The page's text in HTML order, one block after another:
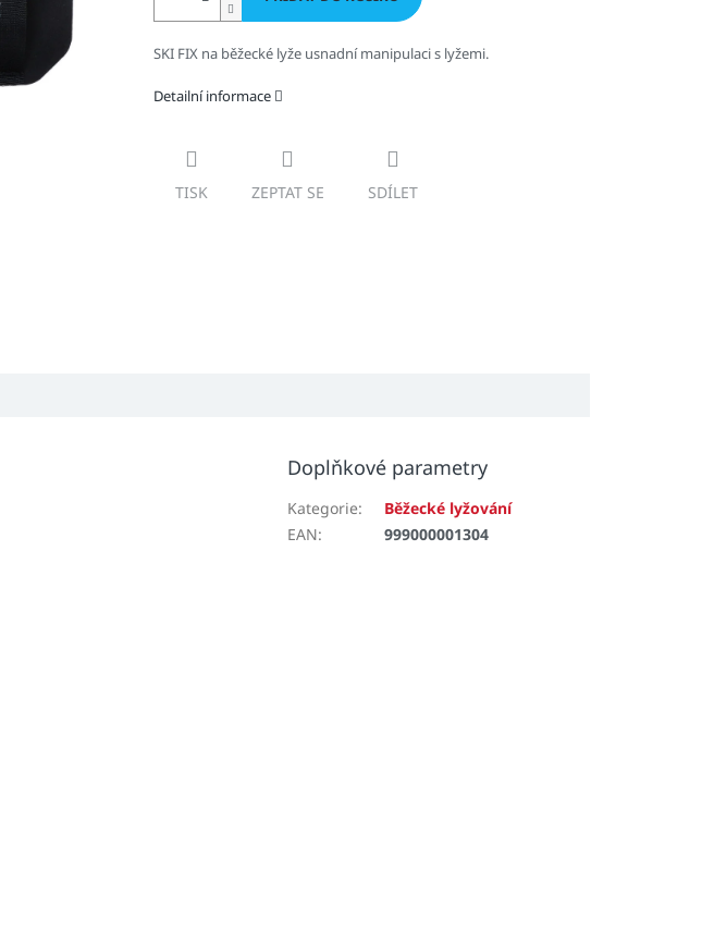
SKI FIX na běžecké lyže usnadní manipulaci s lyžemi.
Detailní informace
TISK ZEPTAT SE SDÍLET
Doplňkové parametry
Kategorie:
Běžecké lyžování
EAN: 999000001304